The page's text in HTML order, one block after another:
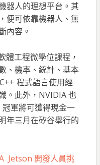
器人的理想平台。其
便可依靠機器人、無
內容。
體工程微學位課程，
、機率、統計、基本
程式語言使用經
。此外，NVIDIA 也
冠軍將可獲得現金一
年三月在矽谷舉行的
Jetson 開發人員挑